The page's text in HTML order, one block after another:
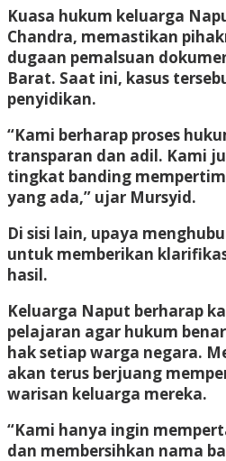
Kuasa hukum keluarga
Chandra, memastikan
dugaan pemalsuan
Barat. Saat ini, kasus
penyidikan.
“Kami berharap proses
transparan dan adil. Kami
tingkat banding
yang ada,” ujar Mursyid.
Di sisi lain, upaya
untuk memberikan
hasil.
Keluarga Naput berharap
pelajaran agar hukum
hak setiap warga negara.
akan terus berjuang
warisan keluarga mereka.
“Kami hanya ingin
dan membersihkan nama